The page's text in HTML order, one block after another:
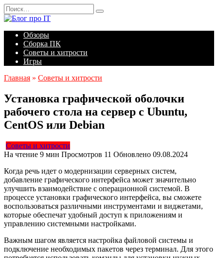
Перейти
к
содержанию
Search
for:
Обзоры
Сборка ПК
Советы и хитрости
Игры
Главная » Советы и хитрости
Установка графической оболочки
рабочего стола на сервер с Ubuntu,
CentOS или Debian
Советы и хитрости
На чтение 9 мин Просмотров 11 Обновлено 09.08.2024
Когда речь идет о модернизации серверных систем,
добавление графического интерфейса может значительно
улучшить взаимодействие с операционной системой. В
процессе установки графического интерфейса, вы сможете
воспользоваться различными инструментами и виджетами,
которые обеспечат удобный доступ к приложениям и
управлению системными настройками.
Важным шагом является настройка файловой системы и
подключение необходимых пакетов через терминал. Для этого